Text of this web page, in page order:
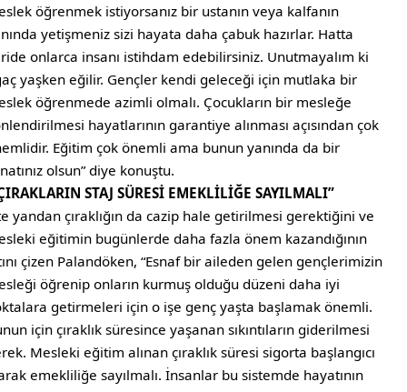
öğrenmek istiyorsanız bir ustanın veya kalfanın
yetişmeniz sizi hayata daha çabuk hazırlar. Hatta
onlarca insanı istihdam edebilirsiniz. Unutmayalım ki
yaşken eğilir. Gençler kendi geleceği için mutlaka bir
öğrenmede azimli olmalı. Çocukların bir mesleğe
hayatlarının garantiye alınması açısından çok
Eğitim çok önemli ama bunun yanında da bir
olsun” diye konuştu.
STAJ SÜRESİ EMEKLİLİĞE SAYILMALI”
yandan çıraklığın da cazip hale getirilmesi gerektiğini ve
eğitimin bugünlerde daha fazla önem kazandığının
çizen Palandöken, “Esnaf bir aileden gelen gençlerimizin
öğrenip onların kurmuş olduğu düzeni daha iyi
getirmeleri için o işe genç yaşta başlamak önemli.
için çıraklık süresince yaşanan sıkıntıların giderilmesi
Mesleki eğitim alınan çıraklık süresi sigorta başlangıcı
emekliliğe sayılmalı. İnsanlar bu sistemde hayatının